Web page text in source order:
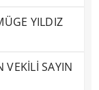
YILDIZ
VEKİLİ SAYIN